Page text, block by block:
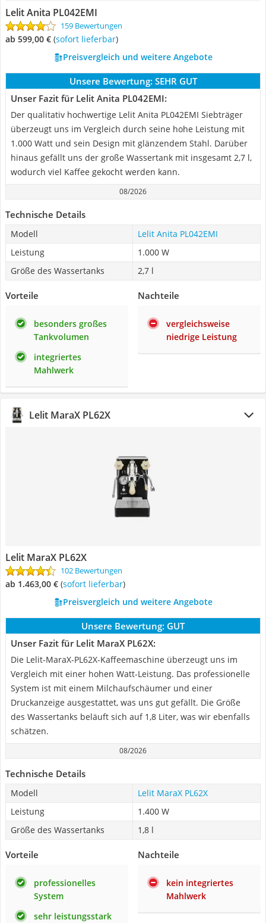
Lelit Anita PL042EMI
159 Bewertungen
ab 599,00 € ( Sofort lieferbar)
Preisvergleich und weitere Angebote
Unsere Bewertung: SEHR GUT
Unser Fazit für Lelit Anita PL042EMI:
Der qualitativ hochwertige Lelit Anita PL042EMI Siebträger
überzeugt uns im Vergleich durch seine hohe Leistung mit
1.000 Watt und sein Design mit glänzendem Stahl. Darüber
hinaus gefällt uns der große Wassertank mit insgesamt 2,7 l,
wodurch viel Kaffee gekocht werden kann.
08/2026
Technische Details
Modell
Lelit Anita PL042EMI
Leistung
1.000 W
Größe des Wassertanks
2,7 l
Vorteile
besonders großes
Tankvolumen
integriertes
Mahlwerk
Nachteile
vergleichsweise
niedrige Leistung
Lelit MaraX PL62X
Lelit MaraX PL62X
102 Bewertungen
ab 1.463,00 € ( Sofort lieferbar)
Preisvergleich und weitere Angebote
Unsere Bewertung: GUT
Unser Fazit für Lelit MaraX PL62X:
Die Lelit-MaraX-PL62X-Kaffeemaschine überzeugt uns im
Vergleich mit einer hohen Watt-Leistung. Das professionelle
System ist mit einem Milchaufschäumer und einer
Druckanzeige ausgestattet, was uns gut gefällt. Die Größe
des Wassertanks beläuft sich auf 1,8 Liter, was wir ebenfalls
schätzen.
08/2026
Technische Details
Modell
Lelit MaraX PL62X
Leistung
1.400 W
Größe des Wassertanks
1,8 l
Vorteile
professionelles
System
sehr leistungsstark
Nachteile
kein integriertes
Mahlwerk